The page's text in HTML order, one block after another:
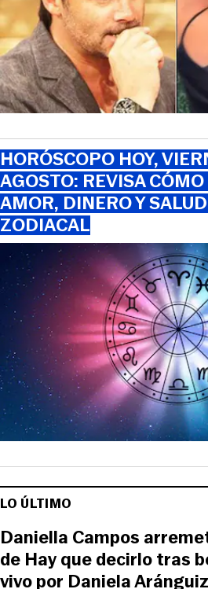
HORÓSCOPO HOY,
AGOSTO: REVISA
AMOR, DINERO Y
ZODIACAL
LO ÚLTIMO
Daniella Campos
de Hay que decirlo tras
vivo por Daniela Aránguiz